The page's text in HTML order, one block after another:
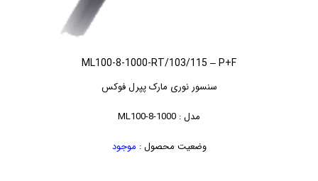
ML100-8-1000-RT/103/115 – P+F
سنسور نوری مارک پپرل فوکس
مدل : ML100-8-1000
وضعیت محصول : موجود